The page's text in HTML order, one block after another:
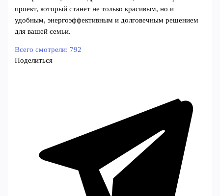
проект, который станет не только красивым, но и
удобным, энергоэффективным и долговечным решением
для вашей семьи.
Всего смотрели: 792
Поделиться